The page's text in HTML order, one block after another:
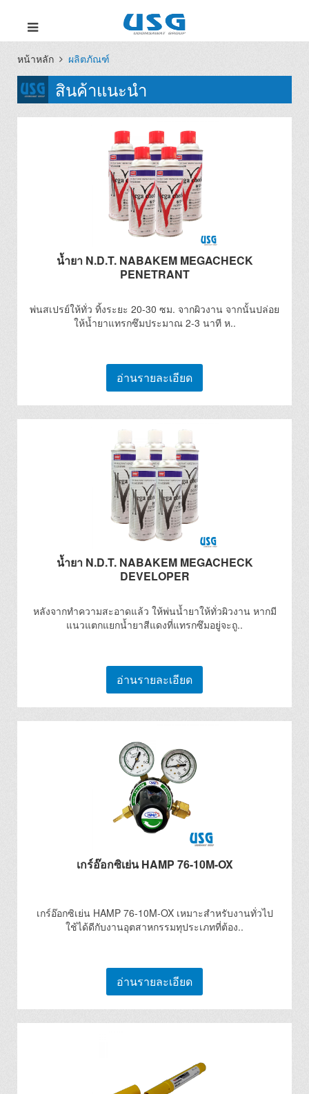
หน้าหลัก ผลิตภัณฑ์
สินค้าแนะนำ
น้ำยา N.D.T. NABAKEM MEGACHECK
PENETRANT
พ่นสเปรย์ให้ทั่ว ทิ้งระยะ 20-30 ซม. จากผิวงาน จากนั้นปล่อย
ให้น้ำยาแทรกซึมประมาณ 2-3 นาที ห..
อ่านรายละเอียด
น้ำยา N.D.T. NABAKEM MEGACHECK
DEVELOPER
หลังจากทำความสะอาดแล้ว ให้พ่นน้ำยาให้ทั่วผิวงาน หากมี
แนวแตกแยกน้ำยาสีแดงที่แทรกซึมอยู่จะถู..
อ่านรายละเอียด
เกร์อ๊อกซิเย่น HAMP 76-10M-OX
เกร์อ๊อกซิเย่น HAMP 76-10M-OX เหมาะสำหรับงานทั่วไป
ใช้ได้ดีกับงานอุตสาหกรรมทุประเภทที่ต้อง..
อ่านรายละเอียด